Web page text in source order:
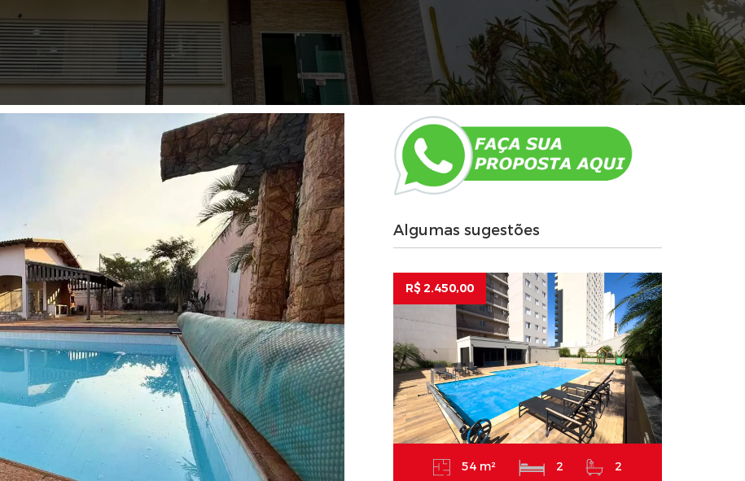
Algumas sugestões
R$ 2.450,00
54 m² 2 2